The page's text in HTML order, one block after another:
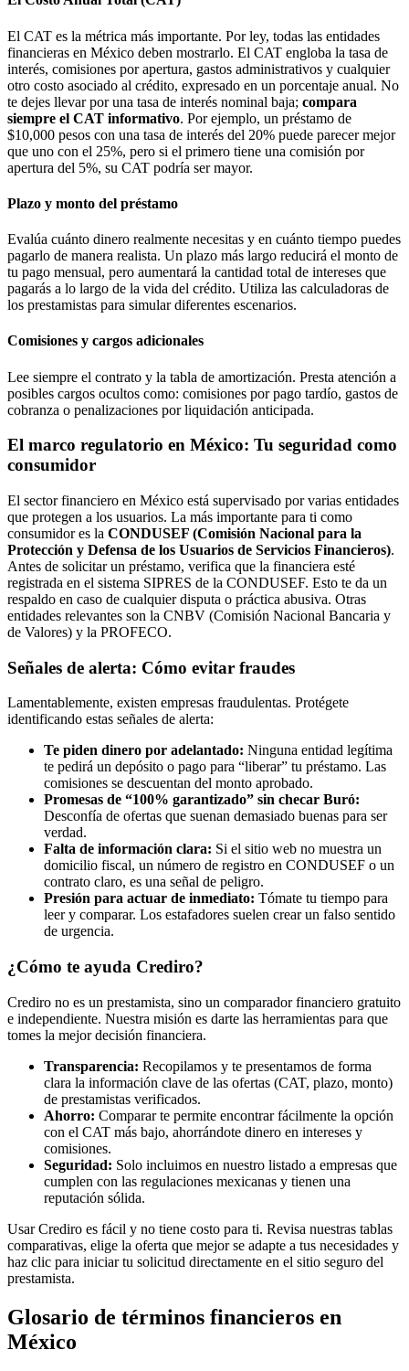
El CAT es la métrica más importante. Por ley, todas las entidades
financieras en México deben mostrarlo. El CAT engloba la tasa de
interés, comisiones por apertura, gastos administrativos y cualquier
otro costo asociado al crédito, expresado en un porcentaje anual. No
te dejes llevar por una tasa de interés nominal baja; compara
siempre el CAT informativo. Por ejemplo, un préstamo de
$10,000 pesos con una tasa de interés del 20% puede parecer mejor
que uno con el 25%, pero si el primero tiene una comisión por
apertura del 5%, su CAT podría ser mayor.
Plazo y monto del préstamo
Evalúa cuánto dinero realmente necesitas y en cuánto tiempo puedes
pagarlo de manera realista. Un plazo más largo reducirá el monto de
tu pago mensual, pero aumentará la cantidad total de intereses que
pagarás a lo largo de la vida del crédito. Utiliza las calculadoras de
los prestamistas para simular diferentes escenarios.
Comisiones y cargos adicionales
Lee siempre el contrato y la tabla de amortización. Presta atención a
posibles cargos ocultos como: comisiones por pago tardío, gastos de
cobranza o penalizaciones por liquidación anticipada.
El marco regulatorio en México: Tu seguridad como
consumidor
El sector financiero en México está supervisado por varias entidades
que protegen a los usuarios. La más importante para ti como
consumidor es la CONDUSEF (Comisión Nacional para la
Protección y Defensa de los Usuarios de Servicios Financieros).
Antes de solicitar un préstamo, verifica que la financiera esté
registrada en el sistema SIPRES de la CONDUSEF. Esto te da un
respaldo en caso de cualquier disputa o práctica abusiva. Otras
entidades relevantes son la CNBV (Comisión Nacional Bancaria y
de Valores) y la PROFECO.
Señales de alerta: Cómo evitar fraudes
Lamentablemente, existen empresas fraudulentas. Protégete
identificando estas señales de alerta:
Te piden dinero por adelantado: Ninguna entidad legítima
te pedirá un depósito o pago para “liberar” tu préstamo. Las
comisiones se descuentan del monto aprobado.
Promesas de “100% garantizado” sin checar Buró:
Desconfía de ofertas que suenan demasiado buenas para ser
verdad.
Falta de información clara: Si el sitio web no muestra un
domicilio fiscal, un número de registro en CONDUSEF o un
contrato claro, es una señal de peligro.
Presión para actuar de inmediato: Tómate tu tiempo para
leer y comparar. Los estafadores suelen crear un falso sentido
de urgencia.
¿Cómo te ayuda Crediro?
Crediro no es un prestamista, sino un comparador financiero gratuito
e independiente. Nuestra misión es darte las herramientas para que
tomes la mejor decisión financiera.
Transparencia: Recopilamos y te presentamos de forma
clara la información clave de las ofertas (CAT, plazo, monto)
de prestamistas verificados.
Ahorro: Comparar te permite encontrar fácilmente la opción
con el CAT más bajo, ahorrándote dinero en intereses y
comisiones.
Seguridad: Solo incluimos en nuestro listado a empresas que
cumplen con las regulaciones mexicanas y tienen una
reputación sólida.
Usar Crediro es fácil y no tiene costo para ti. Revisa nuestras tablas
comparativas, elige la oferta que mejor se adapte a tus necesidades y
haz clic para iniciar tu solicitud directamente en el sitio seguro del
prestamista.
Glosario de términos financieros en
México